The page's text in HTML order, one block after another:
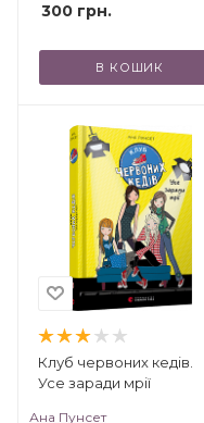
300 грн.
В КОШИК
Клуб червоних кедів.
Усе заради мрії
Ана Пунсет